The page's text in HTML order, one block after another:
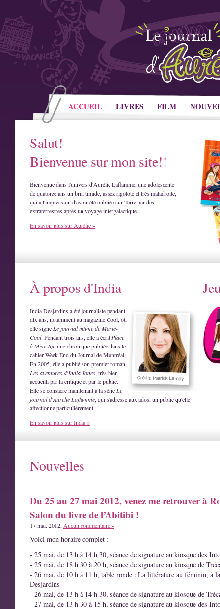
ACCUEIL LIVRES FILM
Salut!
Bienvenue sur mon site!!
Bienvenue dans l'univers d'Aurélie Laflamme, une adolescente
de quatorze ans un brin timide, assez rigolote et très maladroite,
qui a l'impression d'avoir été oubliée sur Terre par des
extraterrestres après un voyage intergalactique.
En savoir plus sur Aurélie »
À propos d'India
India Desjardins a été journaliste pendant
dix ans, notamment au magazine Cool, où
elle signe Le journal intime de Marie-
Cool. Pendant trois ans, elle a écrit Place
à Miss Jiji, une chronique publiée dans le
cahier Week-End du Journal de Montréal.
En 2005, elle a publié son premier roman,
Les aventures d'India Jones, très bien
accueilli par la critique et par le public.
Elle se consacre maintenant à la série Le
journal d'Aurélie Laflamme, qui s'adresse aux ados, un public qu'elle
affectionne particulièrement.
En savoir plus sur India »
Nouvelles
Du 25 au 27 mai 2012, venez me retrouver à
Salon du livre de l’Abitibi !
17 mai. 2012, Aucun commentaire »
Voici mon horaire complet :
- 25 mai, de 13 h à 14 h 30, séance de signature au kiosque des
- 25 mai, de 18 h 30 à 20 h, séance de signature au kiosque de
- 26 mai, de 10 h à 11 h, table ronde : La littérature au féminin, à
Desjardins
- 26 mai, de 13 h à 14 h 30, séance de signature au kiosque de
- 27 mai, de 13 h 30 à 15 h, séance de signature au kiosque des